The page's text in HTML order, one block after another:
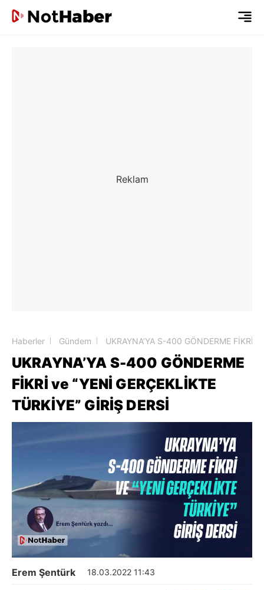
Haberler Gündem UKRAYNA’YA S-400 GÖNDERME FİKRİ
UKRAYNA’YA S-400 GÖNDERME
FİKRİ ve “YENİ GERÇEKLİKTE
TÜRKİYE” GİRİŞ DERSİ
Erem Şentürk 18.03.2022 11:43